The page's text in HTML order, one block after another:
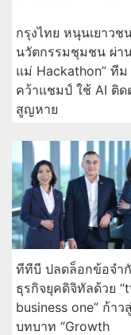
กรุงไทย หนุนเยาวช
นวัตกรรมชุมชน ผ่าน
แม่ Hackathon” ทีม
คว้าแชมป์ ใช้ AI ติ
สูญหาย
ทีทีบี ปลดล็อกข้อจำ
ธุรกิจยุคดิจิทัลด้วย
business one” ก้าว
บทบาท “Growth